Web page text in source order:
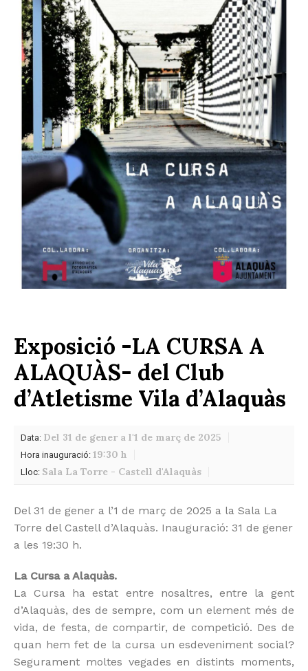
Exposició -LA CURSA A
ALAQUÀS- del Club
d’Atletisme Vila d’Alaquàs
Data: Del 31 de gener a l'1 de març de 2025
Hora inauguració: 19:30 h
Lloc: Sala La Torre - Castell d'Alaquàs
Del 31 de gener a l’1 de març de 2025 a la Sala La
Torre del Castell d’Alaquàs. Inauguració: 31 de gener
a les 19:30 h.
La Cursa a Alaquàs.
La Cursa ha estat entre nosaltres, entre la gent
d’Alaquàs, des de sempre, com un element més de
vida, de festa, de compartir, de competició. Des de
quan hem fet de la cursa un esdeveniment social?
Segurament moltes vegades en distints moments,